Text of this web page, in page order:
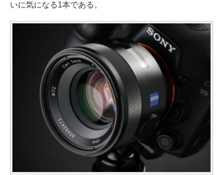
いに気になる1本である。